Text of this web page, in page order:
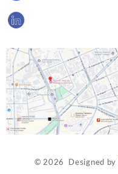
© 2026 Designed by